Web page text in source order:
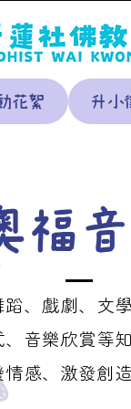
花絮 升小
福
、戲劇、文
音樂欣賞等
感、激發創